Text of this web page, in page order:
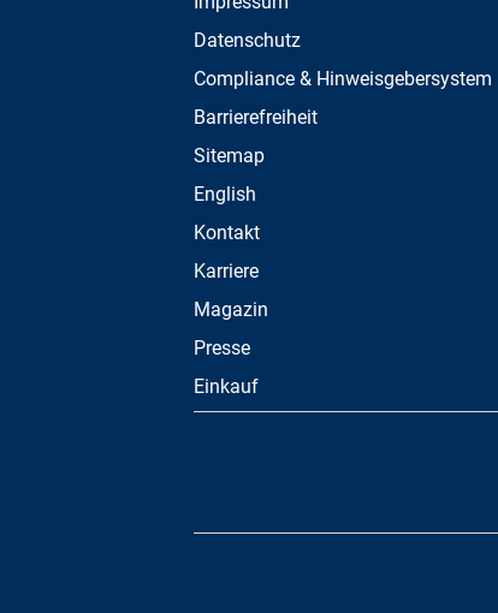
Datenschutz
Compliance & Hinweisgebersystem
Barrierefreiheit
Sitemap
English
Kontakt
Karriere
Magazin
Presse
Einkauf